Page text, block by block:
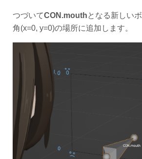
つづいてCON.mouthとなる新しい
角(x=0, y=0)の場所に追加します。